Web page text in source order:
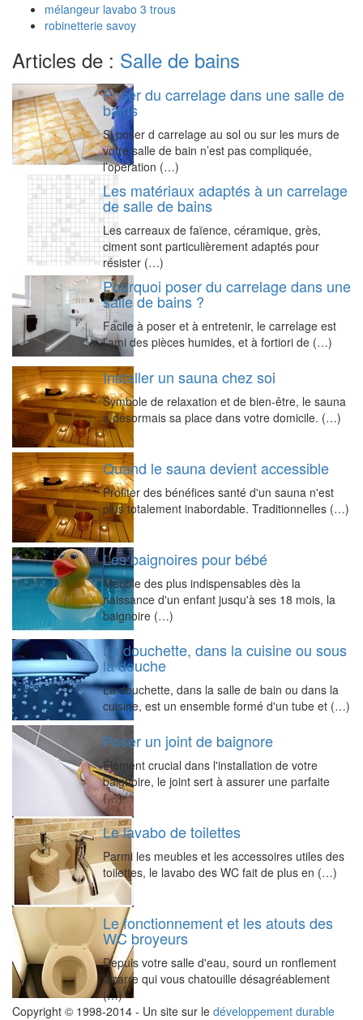
mélangeur lavabo 3 trous
robinetterie savoy
Articles de : Salle de bains
Poser du carrelage dans une salle de
bains
Si poser d carrelage au sol ou sur les murs de
votre salle de bain n’est pas compliquée,
l’opération (…)
Les matériaux adaptés à un carrelage
de salle de bains
Les carreaux de faïence, céramique, grès,
ciment sont particulièrement adaptés pour
résister (…)
Pourquoi poser du carrelage dans une
salle de bains ?
Facile à poser et à entretenir, le carrelage est
l’ami des pièces humides, et à fortiori de (…)
Installer un sauna chez soi
Symbole de relaxation et de bien-être, le sauna
a désormais sa place dans votre domicile. (…)
Quand le sauna devient accessible
Profiter des bénéfices santé d'un sauna n'est
plus totalement inabordable. Traditionnelles (…)
Les baignoires pour bébé
Meuble des plus indispensables dès la
naissance d'un enfant jusqu'à ses 18 mois, la
baignoire (…)
La douchette, dans la cuisine ou sous
la douche
La douchette, dans la salle de bain ou dans la
cuisine, est un ensemble formé d'un tube et (…)
Poser un joint de baignore
Élément crucial dans l'installation de votre
baignoire, le joint sert à assurer une parfaite
(…)
Le lavabo de toilettes
Parmi les meubles et les accessoires utiles des
toilettes, le lavabo des WC fait de plus en (…)
Le fonctionnement et les atouts des
WC broyeurs
Depuis votre salle d'eau, sourd un ronflement
bizarre qui vous chatouille désagréablement
(…)
Copyright © 1998-2014 - Un site sur le développement durable